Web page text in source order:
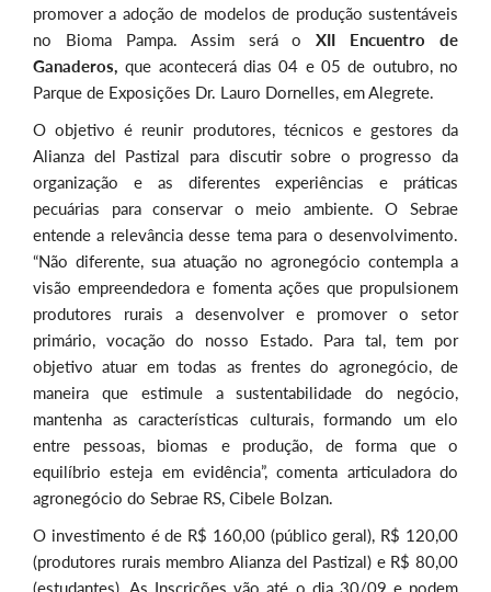
promover a adoção de modelos de produção sustentáveis
no Bioma Pampa. Assim será oXII Encuentro de
Ganaderos, que acontecerá dias 04 e 05 de outubro, no
Parque de Exposições Dr. Lauro Dornelles, em Alegrete.
O objetivo é reunir produtores, técnicos e gestores da
Alianza del Pastizal para discutir sobre o progresso da
organização e as diferentes experiências e práticas
pecuárias para conservar o meio ambiente. O Sebrae
entende a relevância desse tema para o desenvolvimento.
“Não diferente, sua atuação no agronegócio contempla a
visão empreendedora e fomenta ações que propulsionem
produtores rurais a desenvolver e promover o setor
primário, vocação do nosso Estado. Para tal, tem por
objetivo atuar em todas as frentes do agronegócio, de
maneira que estimule a sustentabilidade do negócio,
mantenha as características culturais, formando um elo
entre pessoas, biomas e produção, de forma que o
equilíbrio esteja em evidência”, comenta articuladora do
agronegócio do Sebrae RS, Cibele Bolzan.
O investimento é de R$ 160,00 (público geral), R$ 120,00
(produtores rurais membro Alianza del Pastizal) e R$ 80,00
(estudantes). As Inscrições vão até o dia 30/09 e podem